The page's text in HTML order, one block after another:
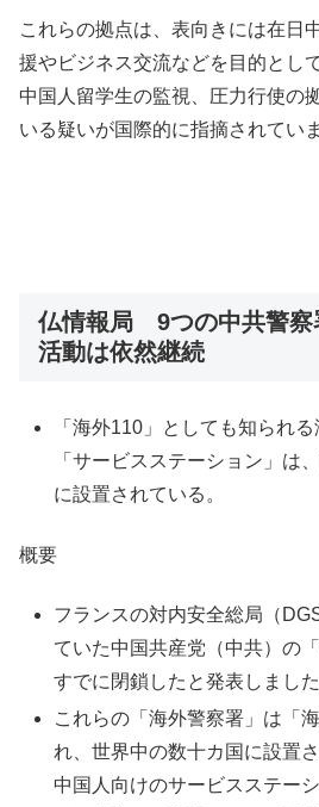
これらの拠点は、表向きには在日
援やビジネス交流などを目的とし
中国人留学生の監視、圧力行使の
いる疑いが国際的に指摘されていま
仏情報局 9つの中共警察
活動は依然継続
「海外110」としても知られ
「サービスステーション」は
に設置されている。
概要
フランスの対内安全総局（
ていた中国共産党（中共）の
すでに閉鎖したと発表しました
これらの「海外警察署」は「
れ、世界中の数十カ国に設置
中国人向けのサービスステー